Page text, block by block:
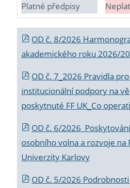
Platné předpisy
OD č. 8/2026
akademického roku 2026/
OD č. 7_2026 Pravidla
institucionální podpory na
poskytnuté FF UK_Co
OD č. 6/2026
osobního volna a rozvoje na
Univerzity Karlovy
OD č. 5/2026